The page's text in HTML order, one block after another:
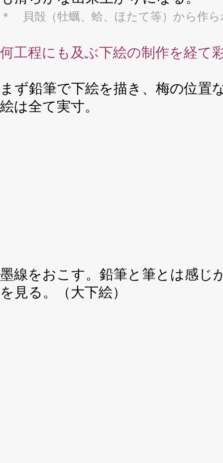
＊ 貝殻（牡蠣、蛤、ほたて等）から作
何工程にも及ぶ下絵の制作を経て
まず鉛筆で下絵を描き、梅の位置
絵は全て実寸。
墨線をおこす。鉛筆と筆とは感じ
を見る。（大下絵）